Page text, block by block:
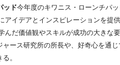
ッド今年度のキワニス・ローンチパ
アイデアとインスピレーションを提
んだ価値観やスキルが成功の大きな
ャース研究所の所長や、好奇心を通
。